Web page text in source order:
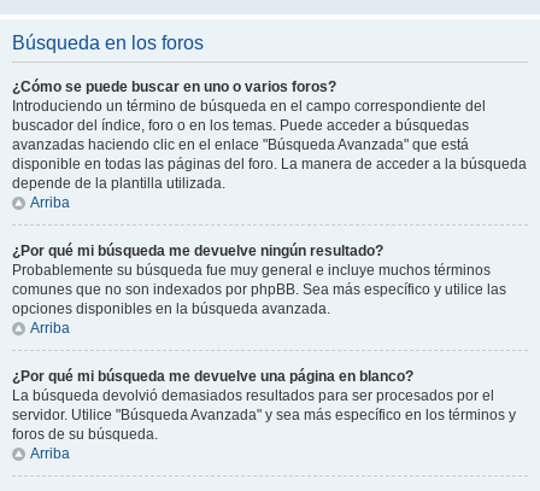
Búsqueda en los foros
¿Cómo se puede buscar en uno o varios foros?
Introduciendo un término de búsqueda en el campo correspondiente del
buscador del índice, foro o en los temas. Puede acceder a búsquedas
avanzadas haciendo clic en el enlace "Búsqueda Avanzada" que está
disponible en todas las páginas del foro. La manera de acceder a la búsqueda
depende de la plantilla utilizada.
Arriba
¿Por qué mi búsqueda me devuelve ningún resultado?
Probablemente su búsqueda fue muy general e incluye muchos términos
comunes que no son indexados por phpBB. Sea más específico y utilice las
opciones disponibles en la búsqueda avanzada.
Arriba
¿Por qué mi búsqueda me devuelve una página en blanco?
La búsqueda devolvió demasiados resultados para ser procesados por el
servidor. Utilice "Búsqueda Avanzada" y sea más específico en los términos y
foros de su búsqueda.
Arriba